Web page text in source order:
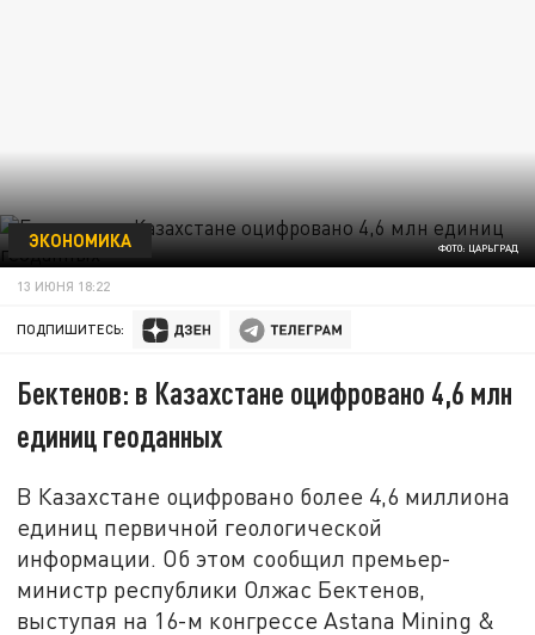
ФОТО: ЦАРЬГРАД
ЭКОНОМИКА
13 ИЮНЯ 18:22
ПОДПИШИТЕСЬ:
Бектенов: в Казахстане оцифровано 4,6 млн
единиц геоданных
В Казахстане оцифровано более 4,6 миллиона
единиц первичной геологической
информации. Об этом сообщил премьер-
министр республики Олжас Бектенов,
выступая на 16-м конгрессе Astana Mining &